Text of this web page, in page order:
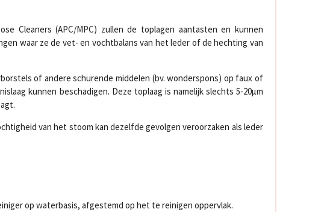
Cleaners (APC/MPC) zullen de toplagen aantasten en kunnen
waar ze de vet- en vochtbalans van het leder of de hechting van
of andere schurende middelen (bv. wonderspons) op faux of
kunnen beschadigen. Deze toplaag is namelijk slechts 5-20μm
van het stoom kan dezelfde gevolgen veroorzaken als leder
op waterbasis, afgestemd op het te reinigen oppervlak.